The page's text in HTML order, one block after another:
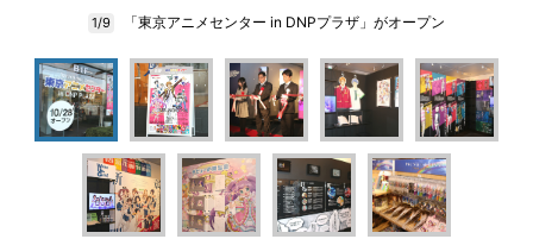
1/9 「東京アニメセンター in DNPプラザ」がオープン